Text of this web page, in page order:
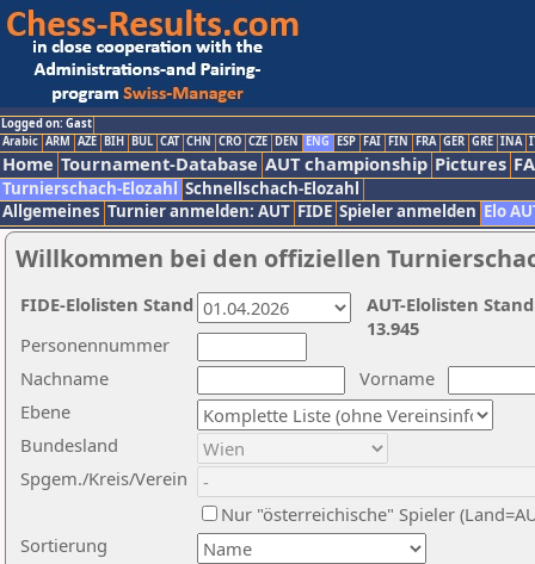
Logged on: Gast
Arabic ARM AZE BIH BUL CAT CHN CRO CZE DEN ENG ESP FAI FIN FRA GER GRE INA
Home Tournament-Database AUT championship Pictures
Turnierschach-Elozahl Schnellschach-Elozahl
Allgemeines Turnier anmelden: AUT FIDE Spieler anmelden Elo
Willkommen bei den offiziellen
Nachname
Vorname
Ebene
Sortierung
Personennummer
Bundesland
Spgem./Kreis/Verein
Nur "österreichische" Spieler
AUT-Elolisten
13.945
FIDE-Elolisten Stand